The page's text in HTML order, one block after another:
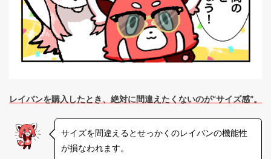
レイバンを購入したとき、絶対に間違えたくないのが“サイズ感”。
サイズを間違えるとせっかくのレイバンの機能性
が損なわれます。